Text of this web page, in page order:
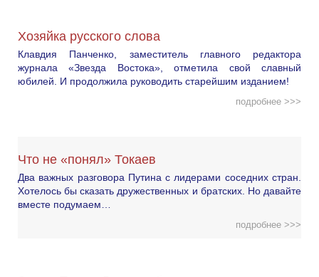
Хозяйка русского слова
Клавдия Панченко, заместитель главного редактора
журнала «Звезда Востока», отметила свой славный
юбилей. И продолжила руководить старейшим изданием!
подробнее >>>
Что не «понял» Токаев
Два важных разговора Путина с лидерами соседних стран.
Хотелось бы сказать дружественных и братских. Но давайте
вместе подумаем…
подробнее >>>